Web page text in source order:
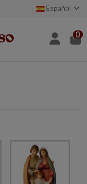
Español
0